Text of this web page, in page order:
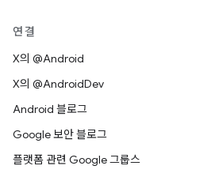
연결
X의 @Android
X의 @AndroidDev
Android 블로그
Google 보안 블로그
플랫폼 관련 Google 그룹스